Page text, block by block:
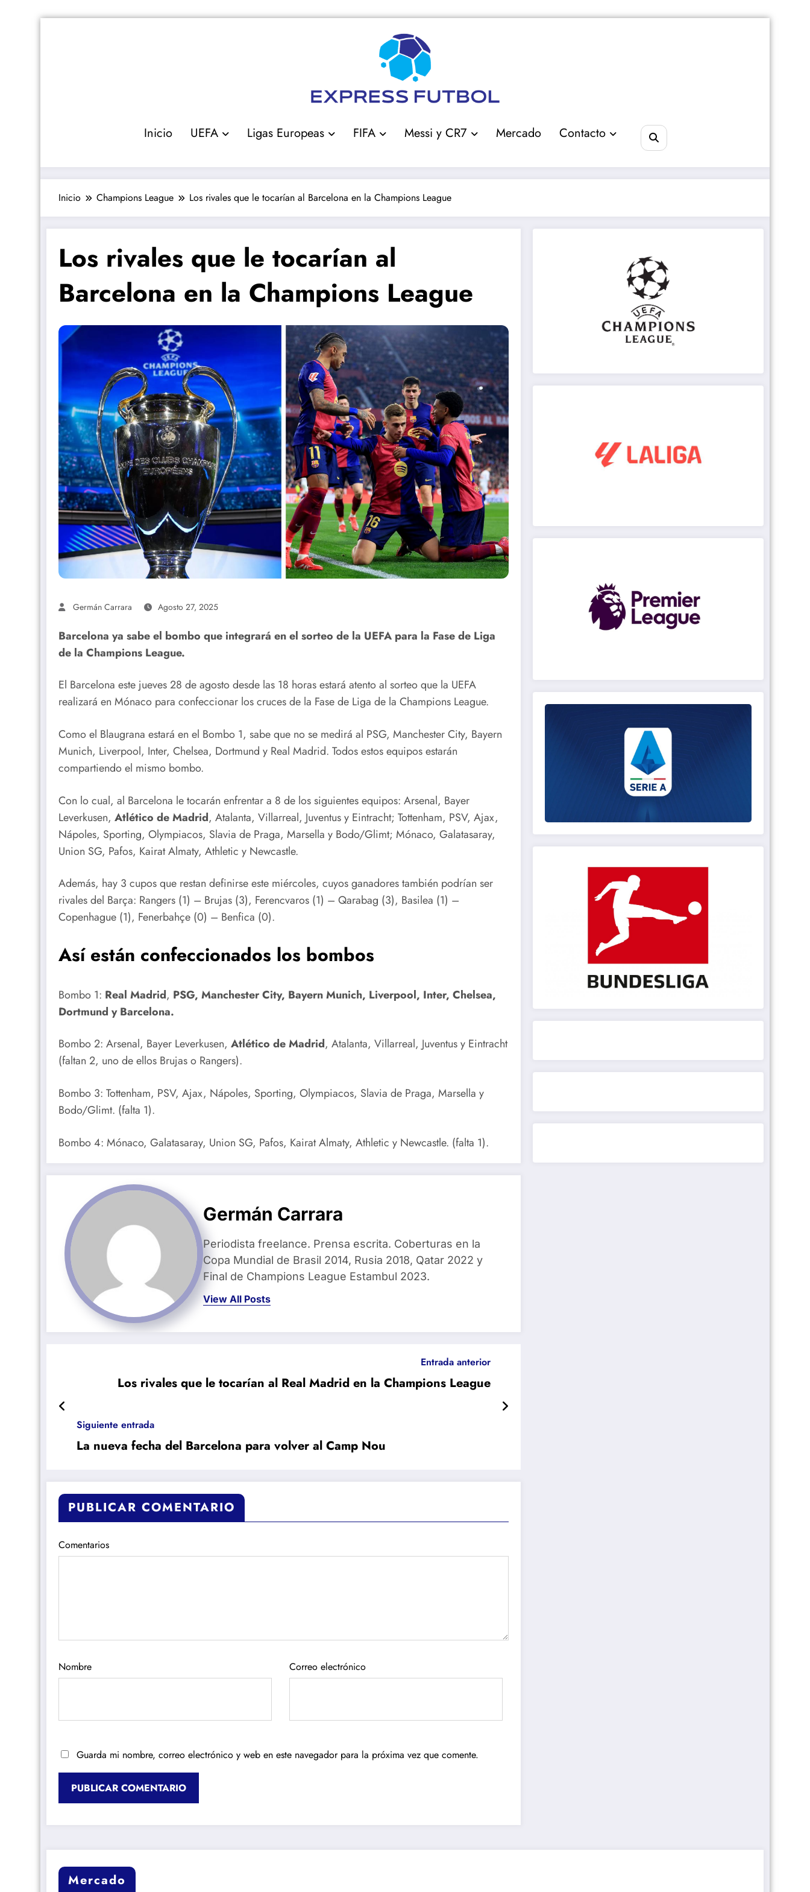
Inicio UEFA Ligas Europeas FIFA Messi y CR7 Mercado Contacto
Inicio Champions League Los rivales que le tocarían al Barcelona en la Champions League
Los rivales que le tocarían al
Barcelona en la Champions League
Germán Carrara Agosto 27, 2025
Barcelona ya sabe el bombo que integrará en el sorteo de la UEFA para la Fase de Liga
de la Champions League.
El Barcelona este jueves 28 de agosto desde las 18 horas estará atento al sorteo que la UEFA
realizará en Mónaco para confeccionar los cruces de la Fase de Liga de la Champions League.
Como el Blaugrana estará en el Bombo 1, sabe que no se medirá al PSG, Manchester City, Bayern
Munich, Liverpool, Inter, Chelsea, Dortmund y Real Madrid. Todos estos equipos estarán
compartiendo el mismo bombo.
Con lo cual, al Barcelona le tocarán enfrentar a 8 de los siguientes equipos: Arsenal, Bayer
Leverkusen, Atlético de Madrid, Atalanta, Villarreal, Juventus y Eintracht; Tottenham, PSV, Ajax,
Nápoles, Sporting, Olympiacos, Slavia de Praga, Marsella y Bodo/Glimt; Mónaco, Galatasaray,
Union SG, Pafos, Kairat Almaty, Athletic y Newcastle.
Además, hay 3 cupos que restan definirse este miércoles, cuyos ganadores también podrían ser
rivales del Barça: Rangers (1) – Brujas (3), Ferencvaros (1) – Qarabag (3), Basilea (1) –
Copenhague (1), Fenerbahçe (0) – Benfica (0).
Así están confeccionados los bombos
Bombo 1: Real Madrid, PSG, Manchester City, Bayern Munich, Liverpool, Inter, Chelsea,
Dortmund y Barcelona.
Bombo 2: Arsenal, Bayer Leverkusen, Atlético de Madrid, Atalanta, Villarreal, Juventus y Eintracht
(faltan 2, uno de ellos Brujas o Rangers).
Bombo 3: Tottenham, PSV, Ajax, Nápoles, Sporting, Olympiacos, Slavia de Praga, Marsella y
Bodo/Glimt. (falta 1).
Bombo 4: Mónaco, Galatasaray, Union SG, Pafos, Kairat Almaty, Athletic y Newcastle. (falta 1).
Germán Carrara
Periodista freelance. Prensa escrita. Coberturas en la
Copa Mundial de Brasil 2014, Rusia 2018, Qatar 2022 y
Final de Champions League Estambul 2023.
View All Posts
Entrada anterior
Los rivales que le tocarían al Real Madrid en la Champions League
Siguiente entrada
La nueva fecha del Barcelona para volver al Camp Nou
PUBLICAR COMENTARIO
Comentarios
Nombre Correo electrónico
Guarda mi nombre, correo electrónico y web en este navegador para la próxima vez que comente.
Mercado